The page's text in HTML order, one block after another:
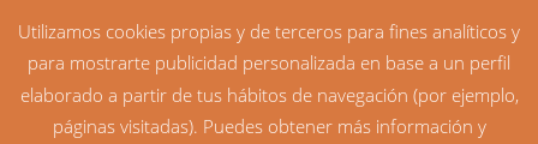
Utilizamos cookies propias y de terceros para fines analíticos y
para mostrarte publicidad personalizada en base a un perfil
elaborado a partir de tus hábitos de navegación (por ejemplo,
páginas visitadas). Puedes obtener más información y